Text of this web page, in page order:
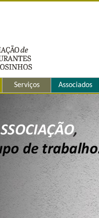
Serviços Associados